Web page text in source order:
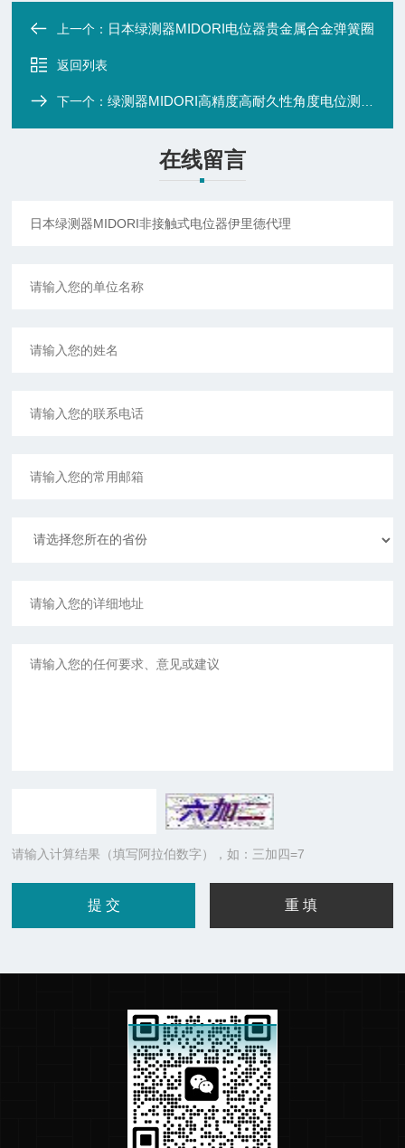
上一个： 日本绿测器MIDORI电位器贵金属合金弹簧圈
返回列表
下一个：绿测器MIDORI高精度高耐久性角度电位测定计
在线留言
请输入计算结果（填写阿拉伯数字），如：三加四=7